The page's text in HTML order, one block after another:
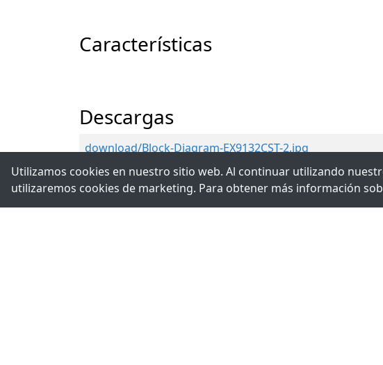
Características
Descargas
download/Block-Diagram-EX9132CST-2.jpg
download/Virtual-Com.zip
download/EX9132cst_IP_search_utility.zip
Utilizamos cookies en nuestro sitio web. Al continuar utilizando
utilizaremos cookies de marketing. Para obtener más información